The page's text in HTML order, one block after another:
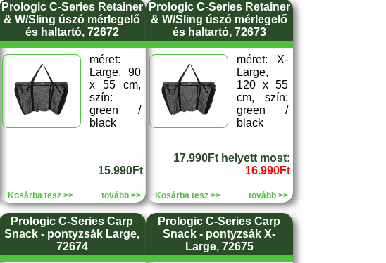
Prologic C-Series Retainer
& W/Sling úszó mérlegelő
és haltartó, 72672
méret:
Large, 90
x 55 cm,
szín:
green /
black
15.990Ft
Kosárba tesz >> tovább >>
Prologic C-Series Retainer
& W/Sling úszó mérlegelő
és haltartó, 72673
méret: X-
Large,
120 x 55
cm, szín:
green /
black
17.990Ft helyett most:
16.990Ft
Kosárba tesz >> tovább >>
Prologic C-Series Carp
Snack - pontyzsák Large,
72674
Prologic C-Series Carp
Snack - pontyzsák X-
Large, 72675